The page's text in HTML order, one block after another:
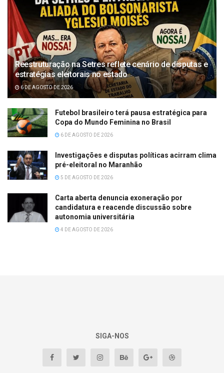
Reestruturação na Setres reflete cenário de disputas e
estratégias eleitorais no estado
6 DE AGOSTO DE 2026
Futebol brasileiro terá pausa estratégica para
Copa do Mundo Feminina no Brasil
6 DE AGOSTO DE 2026
Investigações e disputas políticas acirram clima
pré-eleitoral no Maranhão
5 DE AGOSTO DE 2026
Carta aberta denuncia exoneração por
candidatura e reacende discussão sobre
autonomia universitária
4 DE AGOSTO DE 2026
SIGA-NOS